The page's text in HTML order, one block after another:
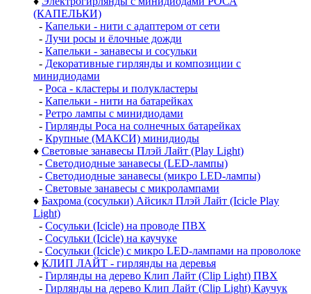
(КАПЕЛЬКИ)
- Капельки - нити с адаптером от сети
- Лучи росы и ёлочные дожди
- Капельки - занавесы и сосульки
- Декоративные гирлянды и композиции с
минидиодами
- Роса - кластеры и полукластеры
- Капельки - нити на батарейках
- Ретро лампы с минидиодами
- Гирлянды Роса на солнечных батарейках
- Крупные (МАКСИ) минидиоды
♦ Световые занавесы Плэй Лайт (Play Light)
- Светодиодные занавесы (LED-лампы)
- Светодиодные занавесы (микро LED-лампы)
- Световые занавесы с микролампами
♦ Бахрома (сосульки) Айсикл Плэй Лайт (Icicle Play
Light)
- Сосульки (Icicle) на проводе ПВХ
- Сосульки (Icicle) на каучуке
- Сосульки (Icicle) с микро LED-лампами на проволоке
♦ КЛИП ЛАЙТ - гирлянды на деревья
- Гирлянды на дерево Клип Лайт (Clip Light) ПВХ
- Гирлянды на дерево Клип Лайт (Clip Light) Каучук